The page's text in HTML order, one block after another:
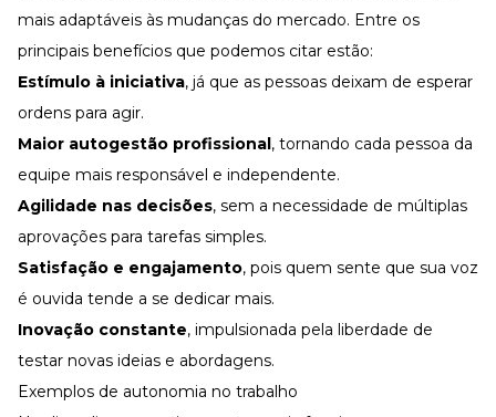
mais adaptáveis às mudanças do mercado. Entre os
principais benefícios que podemos citar estão:
Estímulo à iniciativa, já que as pessoas deixam de esperar
ordens para agir.
Maior autogestão profissional, tornando cada pessoa da
equipe mais responsável e independente.
Agilidade nas decisões, sem a necessidade de múltiplas
aprovações para tarefas simples.
Satisfação e engajamento, pois quem sente que sua voz
é ouvida tende a se dedicar mais.
Inovação constante, impulsionada pela liberdade de
testar novas ideias e abordagens.
Exemplos de autonomia no trabalho